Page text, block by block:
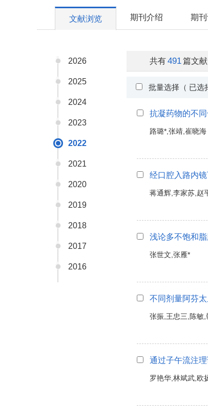
文献浏览 期刊介绍 期
2026
2025
2024
2023
2022
2021
2020
2019
2018
2017
2016
共有491篇文献
批量选择（ 已选
抗凝药物的不
路璐*,张靖,崔晓海
经口腔入路内
蒋通辉,李家苏,赵
浅论多不饱和
张世文,张雁*
不同剂量阿芬
张振,王忠三,陈敏,
通过子午流注
罗艳华,林斌武,欧